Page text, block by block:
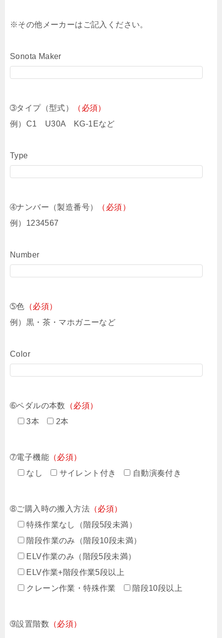
※その他メーカーはご記入ください。
Sonota Maker
➂タイプ（型式）
（必須）
例）C1 U30A KG-1Eなど
Type
➃ナンバー（製造番号）
（必須）
例）1234567
Number
➄色 （必須）
例）黒・茶・マホガニーなど
Color
➅ペダルの本数
（必須）
3本
2本
➆電子機能 （必須）
なし
サイレント付き 自動演奏付き
➇ご購入時の搬入方法 （必須）
特殊作業なし（階段5段未満）
階段作業のみ（階段10段未満）
ELV作業のみ（階段5段未満）
ELV作業+階段作業5段以上
クレーン作業・特殊作業
階段10段以上
➈設置階数 （必須）